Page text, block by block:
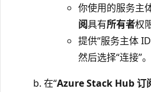
你使用的服务主
阅具有所有者权
提供“服务主体
然后选择“连接”。
在“Azure Stack Hub 订